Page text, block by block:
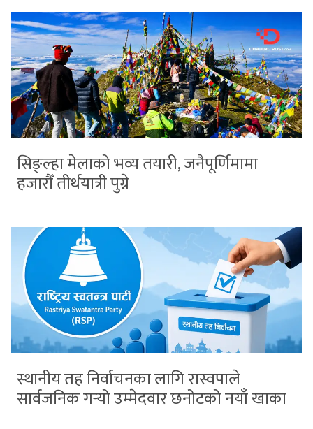
सिङ्ल्हा मेलाको भव्य तयारी, जनैपूर्णिमामा
हजारौँ तीर्थयात्री पुग्ने
स्थानीय तह निर्वाचनका लागि रास्वपाले
सार्वजनिक गर्‍यो उम्मेदवार छनोटको नयाँ खाका